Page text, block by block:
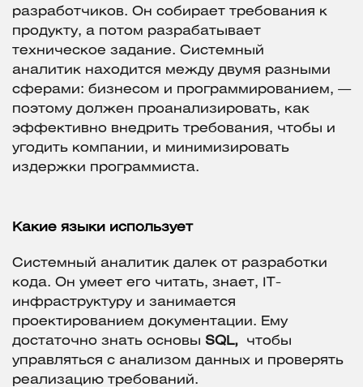
разработчиков. Он собирает требования к
продукту, а потом разрабатывает
техническое задание. Системный
аналитик находится между двумя разными
сферами: бизнесом и программированием, —
поэтому должен проанализировать, как
эффективно внедрить требования, чтобы и
угодить компании, и минимизировать
издержки программиста.
Какие языки использует
Системный аналитик далек от разработки
кода. Он умеет его читать, знает, IT-
инфраструктуру и занимается
проектированием документации. Ему
достаточно знать основы SQL,
чтобы
управляться с анализом данных и проверять
реализацию требований.